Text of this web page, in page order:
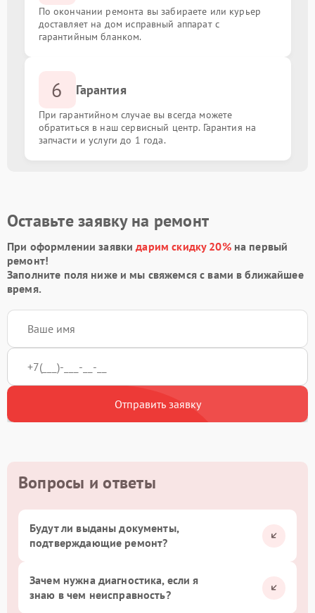
По окончании ремонта вы забираете или курьер
доставляет на дом исправный аппарат с
гарантийным бланком.
6 Гарантия
При гарантийном случае вы всегда можете
обратиться в наш сервисный центр. Гарантия на
запчасти и услуги до 1 года.
Оставьте заявку на ремонт
При оформлении заявкидарим скидку 20%на первый
ремонт!
Заполните поля ниже и мы свяжемся с вами в ближайшее
время.
Отправить заявку
Вопросы и ответы
Будут ли выданы документы,
подтверждающие ремонт?
Зачем нужна диагностика, если я
знаю в чем неисправность?